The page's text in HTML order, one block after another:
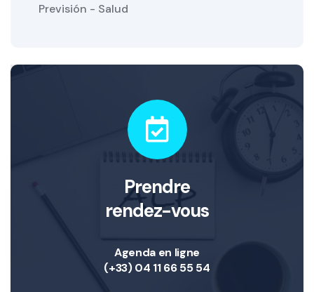
Previsión - Salud
Prendre
rendez-vous
Agenda en ligne
(+33) 04 11 66 55 54